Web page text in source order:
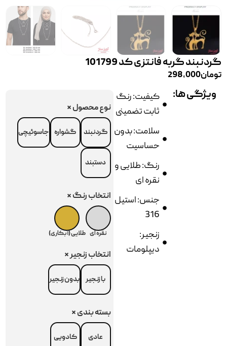
گردنبند گربه فانتزی کد 101799
تومان298,000
ویژگی ها:
کیفیت: رنگ
ثابت تضمینی
سلامت: بدون
حساسیت
رنگ: طلایی و
نقره ای
جنس: استیل
316
زنجیر:
دیپلومات
نوع محصول*
گردنبند گشواره جاسوئیچی
دستبند
انتخاب رنگ*
نقره ای طلایی (آبکاری)
انتخاب زنجیر*
با زنجیر بدون زنجیر
بسته بندی*
عادی کادویی